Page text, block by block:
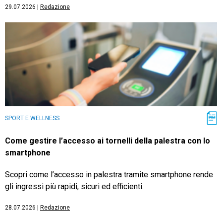
29.07.2026 Redazione
SPORT E WELLNESS
Come gestire l’accesso ai tornelli della palestra con lo
smartphone
Scopri come l’accesso in palestra tramite smartphone rende
gli ingressi più rapidi, sicuri ed efficienti.
28.07.2026 Redazione